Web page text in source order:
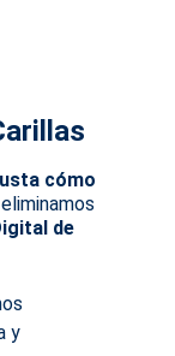
cómo
de
y